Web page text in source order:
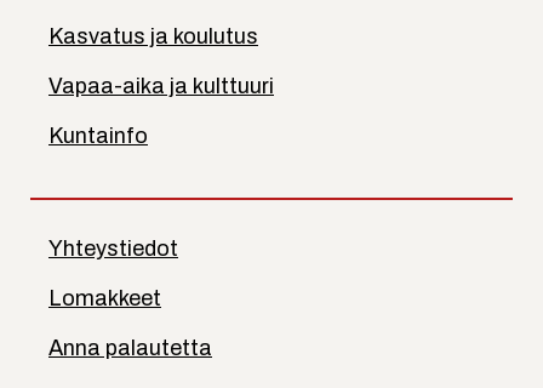
Kasvatus ja koulutus
Vapaa-aika ja kulttuuri
Kuntainfo
Yhteystiedot
Lomakkeet
Anna palautetta